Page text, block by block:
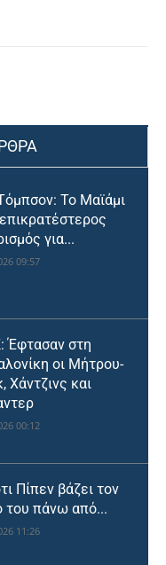
Το Μαϊάμι
για...
09:57
Έφτασαν στη
οι Μήτρου-
Χάντζινς και
00:12
Πίπεν βάζει τον
του πάνω από...
11:26